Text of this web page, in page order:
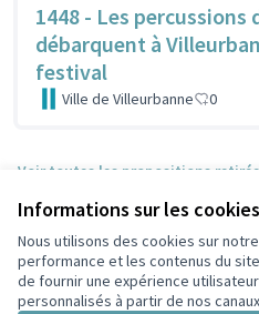
Informations sur les
Nous utilisons des cookies sur
performance et les contenus du
de fournir une expérience
personnalisés à partir de nos
1448 - Les percussions
débarquent à
festival
Ville de Villeurbanne 0
Voir toutes les propositions
Conditions d'utilisation
Paramètres des cookies
Participez Villeurbanne sur X
Participez Villeurbanne sur
Participez Villeurbanne
Participez